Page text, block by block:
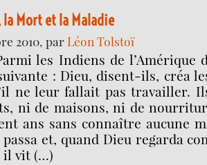
la Mort et la Maladie
2010, parLéon Tolstoï
les Indiens de l’Amérique
: Dieu, disent-ils, créa
ne leur fallait pas travailler.
ni de maisons, ni de
ans sans connaître aucune
et, quand Dieu regarda
il vit (…)